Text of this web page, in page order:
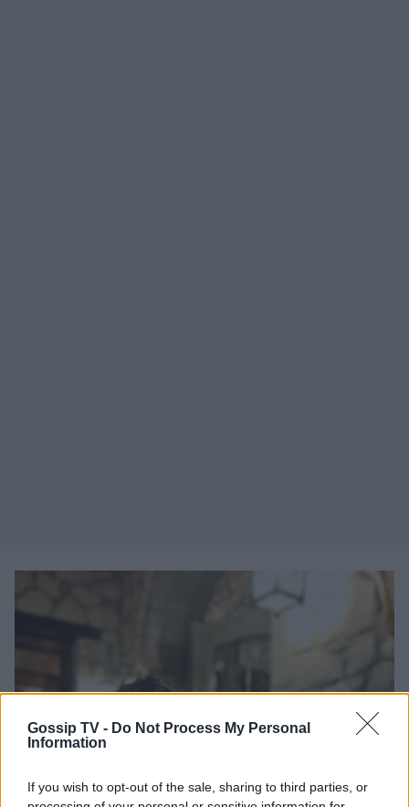
Gossip TV - Do Not Process My Personal
Information
If you wish to opt-out of the sale, sharing to third parties, or